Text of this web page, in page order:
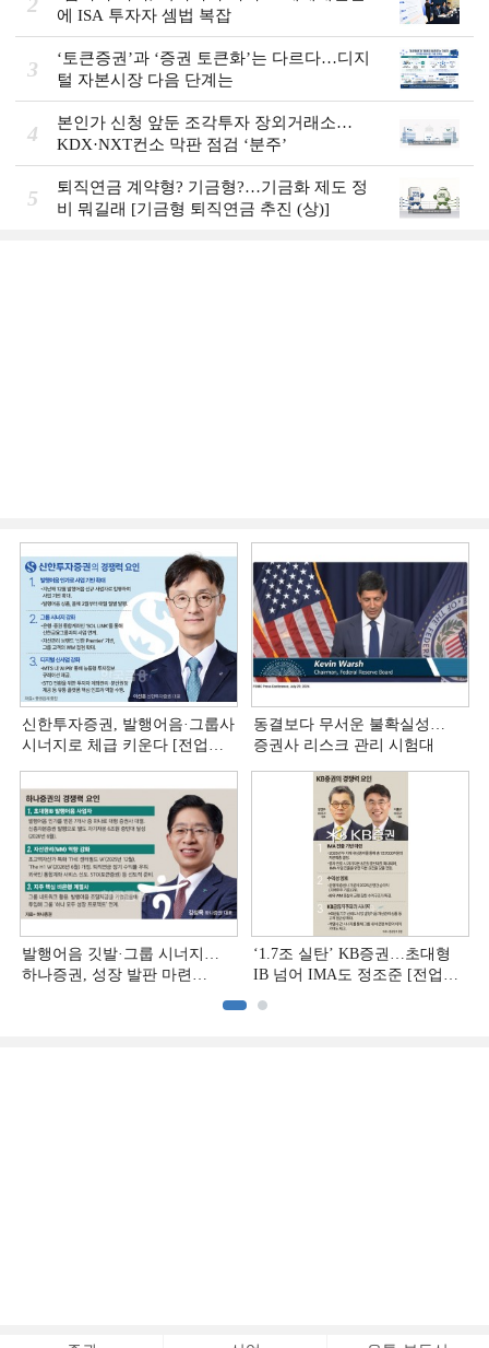
에 ISA 투자자 셈법 복잡
3
‘토큰증권’과 ‘증권 토큰화’는 다르다…디지
털 자본시장 다음 단계는
4
본인가 신청 앞둔 조각투자 장외거래소…
KDX·NXT컨소 막판 점검 ‘분주’
5
퇴직연금 계약형? 기금형?…기금화 제도 정
비 뭐길래 [기금형 퇴직연금 추진 (상)]
신한투자증권, 발행어음·그룹사
시너지로 체급 키운다 [전업계
동결보다 무서운 불확실성…
증권사 리스크 관리 시험대
발행어음 깃발·그룹 시너지…
하나증권, 성장 발판 마련
‘1.7조 실탄’ KB증권…초대형
IB 넘어 IMA도 정조준 [전업계